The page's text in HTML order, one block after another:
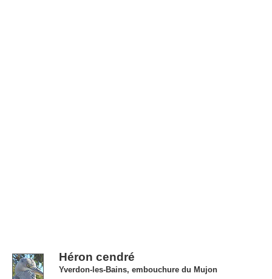
Héron cendré
Yverdon-les-Bains, embouchure du Mujon